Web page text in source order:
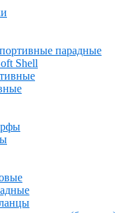
парадные
Shell